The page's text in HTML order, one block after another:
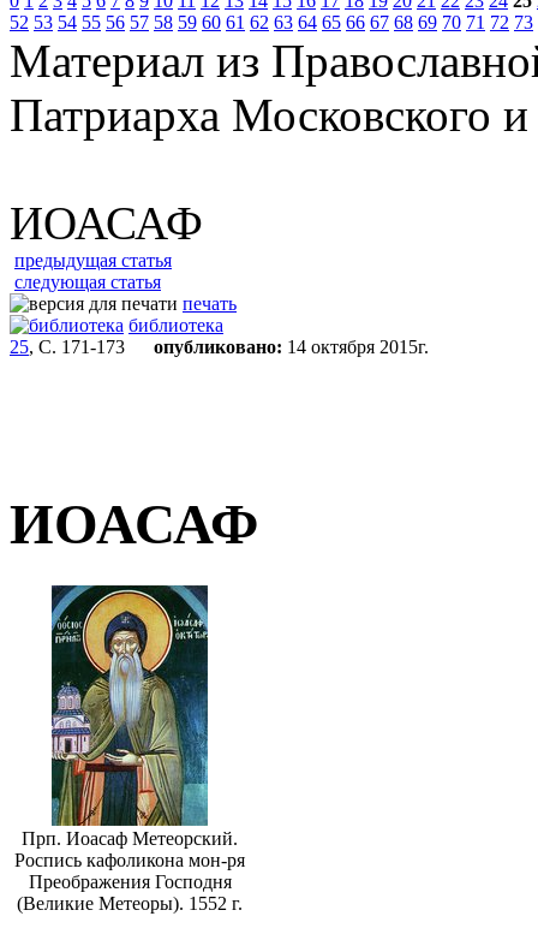
52 53 54 55 56 57 58 59 60 61 62 63 64 65 66 67 68 69 70 71 72 73
Материал из
Патриарха Московского
ИОАСАФ
предыдущая статья
следующая статья
печать
библиотека
25, С. 171-173 опубликовано: 14 октября 2015г.
ИОАСАФ
Прп. Иоасаф Метеорский.
Роспись кафоликона мон-ря
Преображения Господня
(Великие Метеоры). 1552 г.